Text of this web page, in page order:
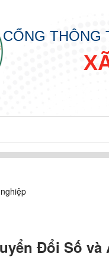
CỔNG THÔNG
Đổi Số